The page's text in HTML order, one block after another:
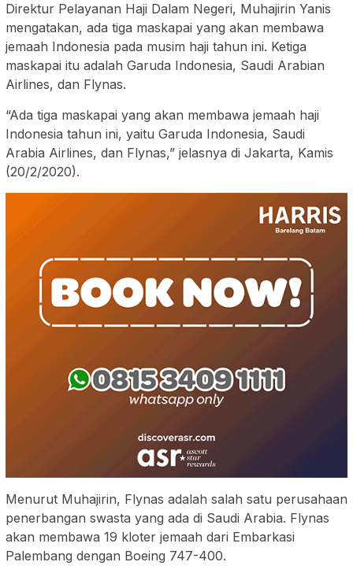
Direktur Pelayanan Haji Dalam Negeri, Muhajirin Yanis
mengatakan, ada tiga maskapai yang akan membawa
jemaah Indonesia pada musim haji tahun ini. Ketiga
maskapai itu adalah Garuda Indonesia, Saudi Arabian
Airlines, dan Flynas.
“Ada tiga maskapai yang akan membawa jemaah haji
Indonesia tahun ini, yaitu Garuda Indonesia, Saudi
Arabia Airlines, dan Flynas,” jelasnya di Jakarta, Kamis
(20/2/2020).
Menurut Muhajirin, Flynas adalah salah satu perusahaan
penerbangan swasta yang ada di Saudi Arabia. Flynas
akan membawa 19 kloter jemaah dari Embarkasi
Palembang dengan Boeing 747-400.